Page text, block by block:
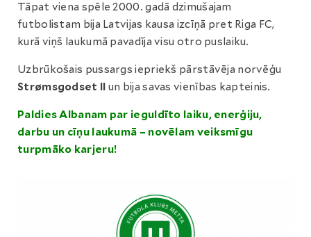
Tāpat viena spēle 2000. gadā dzimušajam
futbolistam bija Latvijas kausa izcīņā pret Riga FC,
kurā viņš laukumā pavadīja visu otro puslaiku.
Uzbrūkošais pussargs iepriekš pārstāvēja norvēģu
Strømsgodset II un bija savas vienības kapteinis.
Paldies Albanam par ieguldīto laiku, enerģiju,
darbu un cīņu laukumā – novēlam veiksmīgu
turpmāko karjeru!